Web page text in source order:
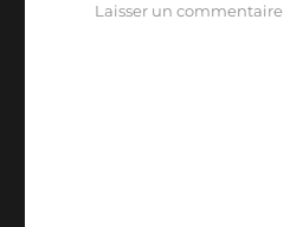
Laisser un commentaire